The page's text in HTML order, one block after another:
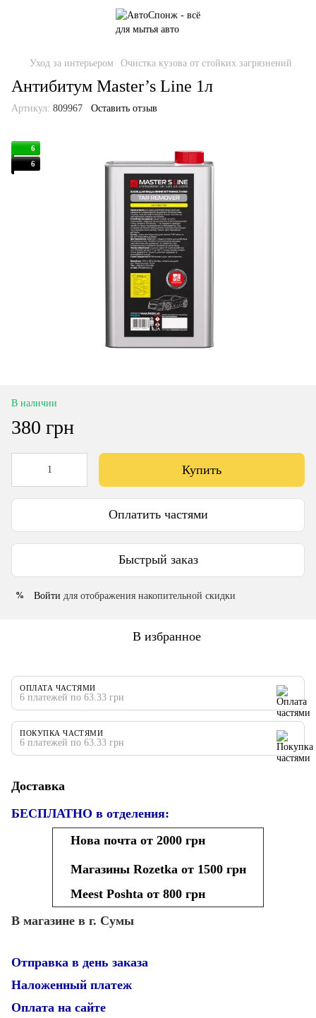
Уход за интерьером Очистка кузова от стойких загрязнений
Антибитум Master’s Line 1л
Артикул: 809967 Оставить отзыв
6
6
В наличии
380 грн
Купить
Оплатить частями
Быстрый заказ
% Войти для отображения накопительной скидки
В избранное
ОПЛАТА ЧАСТЯМИ
6 платежей по 63.33 грн
ПОКУПКА ЧАСТЯМИ
6 платежей по 63.33 грн
Доставка
БЕСПЛАТНО в отделения:
Нова почта от 2000 грн
Магазины Rozetka от 1500 грн
Meest Poshta от 800 грн
В магазине в г. Сумы
Отправка в день заказа
Наложенный платеж
Оплата на сайте